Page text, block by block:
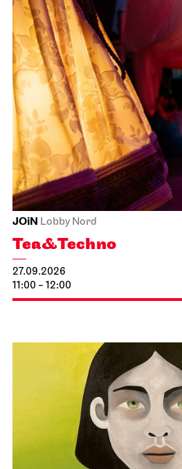
JOiN Lobby Nord
Tea&Techno
27.09.2026
11:00 - 12:00